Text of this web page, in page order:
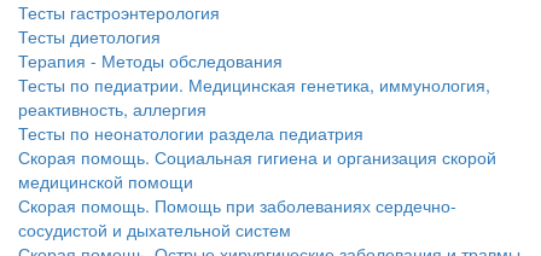
Тесты гастроэнтерология
Тесты диетология
Терапия - Методы обследования
Тесты по педиатрии. Медицинская генетика, иммунология,
реактивность, аллергия
Тесты по неонатологии раздела педиатрия
Скорая помощь. Социальная гигиена и организация скорой
медицинской помощи
Скорая помощь. Помощь при заболеваниях сердечно-
сосудистой и дыхательной систем